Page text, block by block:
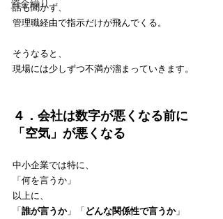
資金繰り
話も聞かず、
管理職経由で指示だけが飛んでくる。
そうなると、
現場には少しずつ不満が溜まっていきます。
４．会社は数字が悪くなる前に
「空気」が悪くなる
中小企業では特に、
「何を言うか」
以上に、
「 誰が言うか」「 どんな関係性で言うか」